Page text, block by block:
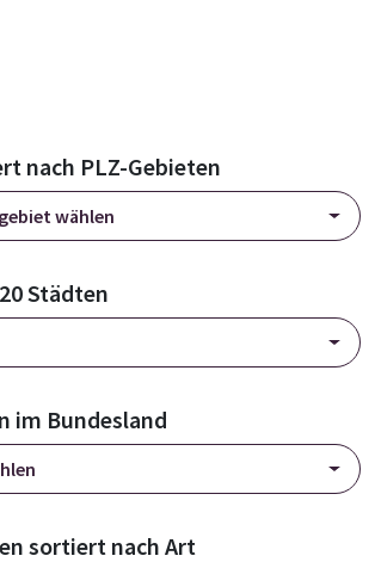
nach PLZ-Gebieten
wählen
Städten
im Bundesland
sortiert nach Art